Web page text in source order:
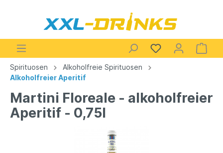
Spirituosen
Alkoholfreie Spirituosen
Alkoholfreier Aperitif
Martini Floreale - alkoholfreier
Aperitif - 0,75l